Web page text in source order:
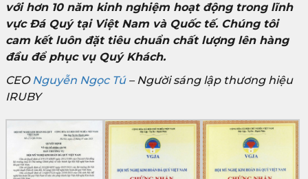
với hơn 10 năm kinh nghiệm hoạt động trong lĩnh
vực Đá Quý tại Việt Nam và Quốc tế. Chúng tôi
cam kết luôn đặt tiêu chuẩn chất lượng lên hàng
đầu để phục vụ Quý Khách.
CEONguyễn Ngọc Tú– Người sáng lập thương hiệu
IRUBY